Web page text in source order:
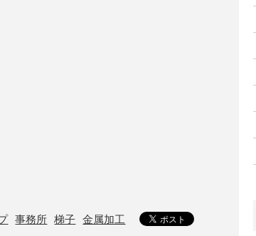
事務所 梯子 金属加工